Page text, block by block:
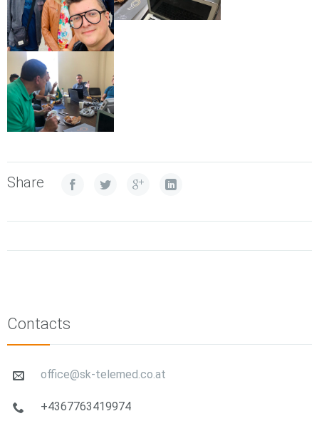
Share
Contacts
office@sk-telemed.co.at
+4367763419974